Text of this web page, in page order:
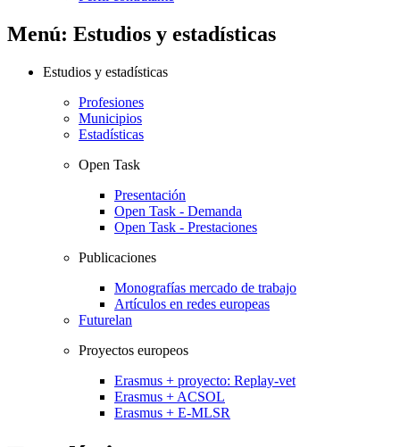
Menú: Estudios y estadísticas
Estudios y estadísticas
Profesiones
Municipios
Estadísticas
Open Task
Presentación
Open Task - Demanda
Open Task - Prestaciones
Publicaciones
Monografías mercado de trabajo
Artículos en redes europeas
Futurelan
Proyectos europeos
Erasmus + proyecto: Replay-vet
Erasmus + ACSOL
Erasmus + E-MLSR